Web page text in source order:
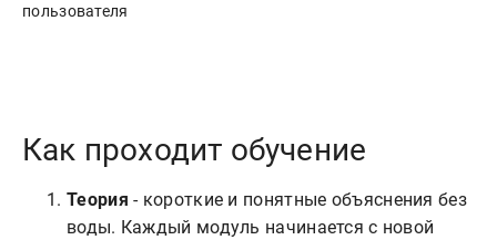
Как проходит обучение
Теория - короткие и понятные объяснения без
воды. Каждый модуль начинается с новой